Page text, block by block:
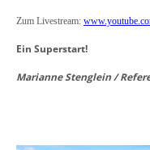
Zum Livestream:
Ein Superstart!
Marianne Stenglein /